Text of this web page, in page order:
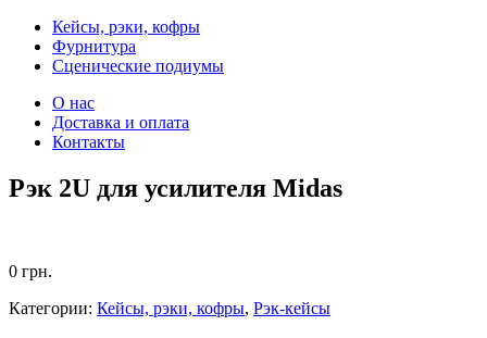
Кейсы, рэки, кофры
Фурнитура
Сценические подиумы
О нас
Доставка и оплата
Контакты
Рэк 2U для усилителя Midas
0 грн.
Категории: Кейсы, рэки, кофры, Рэк-кейсы